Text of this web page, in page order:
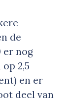
de
er nog
2,5
en er
deel van